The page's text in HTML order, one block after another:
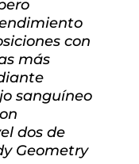
con
más
sanguíneo
dos de
Geometry